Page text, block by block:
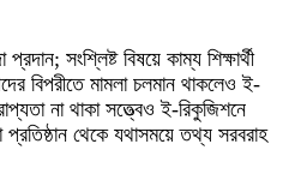
প্রদান; সংশ্লিষ্ট বিষয়ে কাম্য শিক্ষার্থী
বিপরীতে মামলা চলমান থাকলেও ই-
না থাকা সত্ত্বেও ই-রিকুজিশনে
প্রতিষ্ঠান থেকে যথাসময়ে তথ্য সরবরাহ